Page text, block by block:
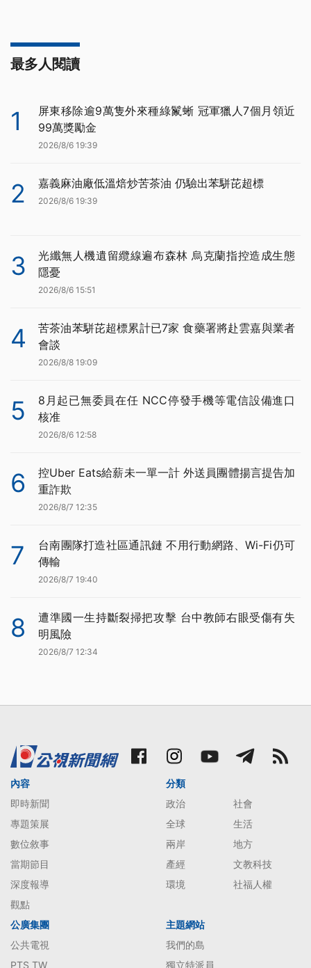
最多人閱讀
1
屏東移除逾9萬隻外來種綠鬣蜥 冠軍獵人7個月領近
99萬獎勵金
2026/8/6 19:39
2 嘉義麻油廠低溫焙炒苦茶油 仍驗出苯駢芘超標
2026/8/6 19:39
3
光纖無人機遺留纜線遍布森林 烏克蘭指控造成生態
隱憂
2026/8/6 15:51
4
苦茶油苯駢芘超標累計已7家 食藥署將赴雲嘉與業者
會談
2026/8/8 19:09
5
8月起已無委員在任 NCC停發手機等電信設備進口
核准
2026/8/6 12:58
6
控Uber Eats給薪未一單一計 外送員團體揚言提告加
重詐欺
2026/8/7 12:35
7
台南團隊打造社區通訊鏈 不用行動網路、Wi-Fi仍可
傳輸
2026/8/7 19:40
8
遭準國一生持斷裂掃把攻擊 台中教師右眼受傷有失
明風險
2026/8/7 12:34
內容
即時新聞
專題策展
數位敘事
當期節目
深度報導
觀點
分類
政治
社會
全球
生活
兩岸
地方
產經
文教科技
環境
社福人權
公廣集團
公共電視
PTS TW
主題網站
我們的島
獨立特派員